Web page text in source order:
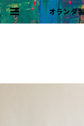
オランダ
ャツ プル